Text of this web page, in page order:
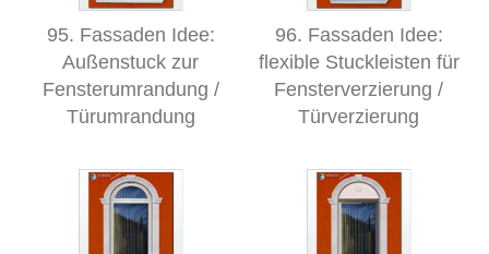
95. Fassaden Idee:
Außenstuck zur
Fensterumrandung /
Türumrandung
96. Fassaden Idee:
flexible Stuckleisten für
Fensterverzierung /
Türverzierung